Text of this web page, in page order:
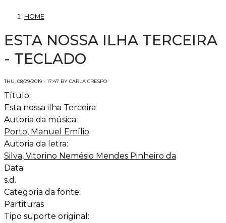
HOME
ESTA NOSSA ILHA TERCEIRA
- TECLADO
THU, 08/29/2019 - 17:47 BY CARLA CRESPO
Título:
Esta nossa ilha Terceira
Autoria da música:
Porto, Manuel Emílio
Autoria da letra:
Silva, Vitorino Nemésio Mendes Pinheiro da
Data:
s.d.
Categoria da fonte:
Partituras
Tipo suporte original: